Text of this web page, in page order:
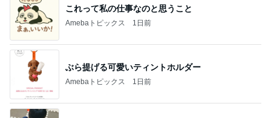
これって私の仕事なのと思うこと
Amebaトピックス 1日前
ぶら提げる可愛いティントホルダー
Amebaトピックス 1日前